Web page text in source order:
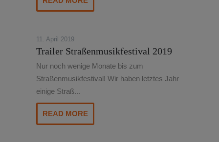
11. April 2019
Trailer Straßenmusikfestival 2019
Nur noch wenige Monate bis zum
Straßenmusikfestival! Wir haben letztes Jahr
einige Straß...
READ MORE